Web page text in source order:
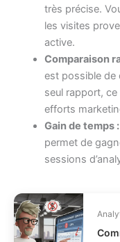
très précise.
les visites
active.
Comparaison
est possible de
seul rapport,
efforts
Gain de temps :
permet de
sessions